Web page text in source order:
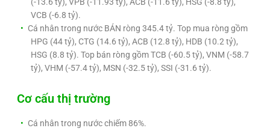
VCB (-6.8 tỷ).
Cá nhân trong nước BÁN ròng 345.4 tỷ. Top mua ròng gồm
HPG (44 tỷ), CTG (14.6 tỷ), ACB (12.8 tỷ), HDB (10.2 tỷ),
HSG (8.8 tỷ). Top bán ròng gồm TCB (-60.5 tỷ), VNM (-58.7
tỷ), VHM (-57.4 tỷ), MSN (-32.5 tỷ), SSI (-31.6 tỷ).
Cơ cấu thị trường
Cá nhân trong nước chiếm 86%.